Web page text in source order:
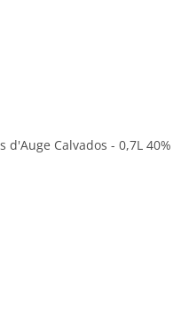
d'Auge Calvados - 0,7L
von 4.6 von 5 Sternen